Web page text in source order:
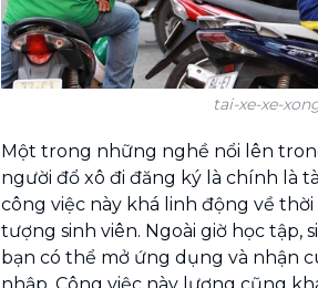
tai-xe-xe-
Một trong những nghề nổi lên
người đổ xô đi đăng ký là chính là
công việc này khá linh động về
tượng sinh viên. Ngoài giờ học
bạn có thể mở ứng dụng và nhận